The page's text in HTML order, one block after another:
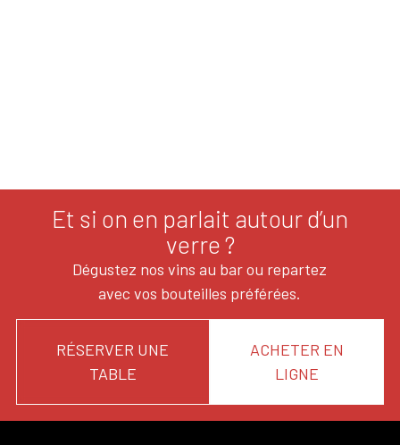
Et si on en parlait autour d’un
verre ?
Dégustez nos vins au bar ou repartez
avec vos bouteilles préférées.
RÉSERVER UNE
TABLE
ACHETER EN
LIGNE